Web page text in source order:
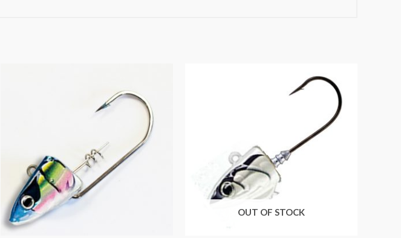
OUT OF STOCK